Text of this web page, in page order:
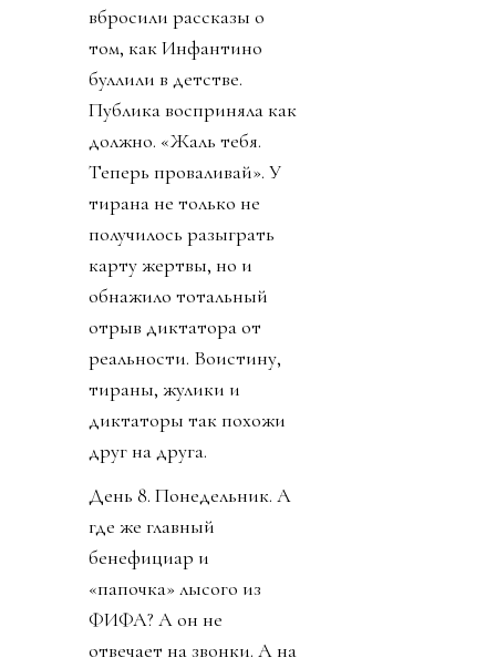
вбросили рассказы о
том, как Инфантино
буллили в детстве.
Публика восприняла как
должно. «Жаль тебя.
Теперь проваливай». У
тирана не только не
получилось разыграть
карту жертвы, но и
обнажило тотальный
отрыв диктатора от
реальности. Воистину,
тираны, жулики и
диктаторы так похожи
друг на друга.
День 8. Понедельник. А
где же главный
бенефициар и
«папочка» лысого из
ФИФА? А он не
отвечает на звонки. А на